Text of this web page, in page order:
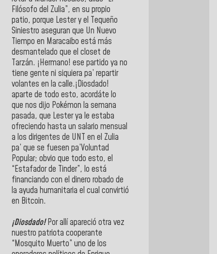
Filósofo del Zulia”, en su propio
patio, porque Lester y el Tequeño
Siniestro aseguran que Un Nuevo
Tiempo en Maracaibo está más
desmantelado que el closet de
Tarzán. ¡Hermano! ese partido ya no
tiene gente ni siquiera pa’ repartir
volantes en la calle.¡Diosdado!
aparte de todo esto, acordáte lo
que nos dijo Pokémon la semana
pasada, que Lester ya le estaba
ofreciendo hasta un salario mensual
a los dirigentes de UNT en el Zulia
pa’ que se fuesen pa’Voluntad
Popular; obvio que todo esto, el
“Estafador de Tinder”, lo está
financiando con el dinero robado de
la ayuda humanitaria el cual convirtió
en Bitcoin.
¡Diosdado!Por allí apareció otra vez
nuestro patriota cooperante
“Mosquito Muerto” uno de los